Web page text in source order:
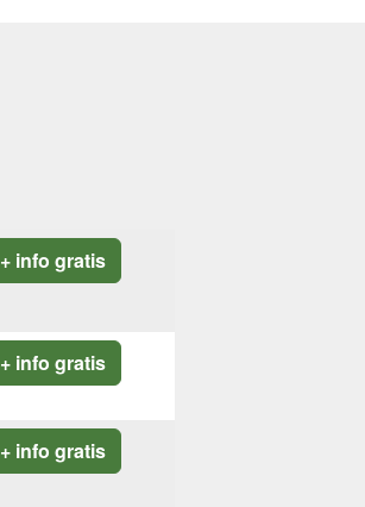
+ info gratis
+ info gratis
+ info gratis